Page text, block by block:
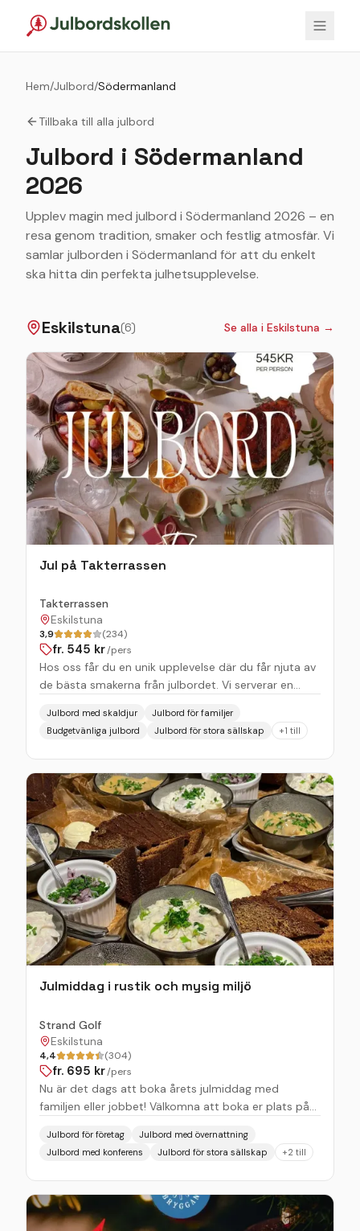
Hem/Julbord/Södermanland
Tillbaka till alla julbord
Julbord i Södermanland
2026
Upplev magin med julbord i Södermanland 2026 – en
resa genom tradition, smaker och festlig atmosfär. Vi
samlar julborden i Södermanland för att du enkelt
ska hitta din perfekta julhetsupplevelse.
Eskilstuna(6) Se alla i Eskilstuna →
Jul på Takterrassen
Takterrassen
Eskilstuna
3,9 (234)
fr. 545 kr/pers
Hos oss får du en unik upplevelse där du får njuta av
de bästa smakerna från julbordet. Vi serverar en
särskilt fokus på fräscha skaldjur som lyfter kvällen
till en ny nivå. Här kan du frossa i havets läckerheter
tillsammans med traditionella rätter – perfekt för en
kväll fylld av njutning i Takterrassens enastående
atmosfär vid Eskilstunaån. Kvällen avrundas med ett
dessertbord som blir den perfekta avslutningen på
din måltid. Starta middagen med ett av våra
dryckespaket eller något annat gott ur vår
dryckesmeny, och njut sedan av vårt utsökta julbord.
Hos oss får du uppleva goda smaker i en enastående
atmosfär precis vid Eskilstunaån. Perfekt att boka
för familjen, företaget & vännerna!
Julbord med skaldjur
Julbord för familjer
Budgetvänliga julbord
Julbord för stora sällskap +1 till
Julmiddag i rustik och mysig miljö
Strand Golf
Eskilstuna
4,4 (304)
fr. 695 kr/pers
Nu är det dags att boka årets julmiddag med
familjen eller jobbet! Välkomna att boka er plats på
med en efterföljande julinspirerad trerättersmeny.
Kom och avnjut denna välkomponerade meny i vår
rustika och mysiga miljö. Om du vill göra vistelsen
extra speciell så erbjuder vi även paket med
övernattning. Varmt välkomna till Strand!
Julbord för företag
Julbord med övernattning
Julbord med konferens
Julbord för stora sällskap +2 till